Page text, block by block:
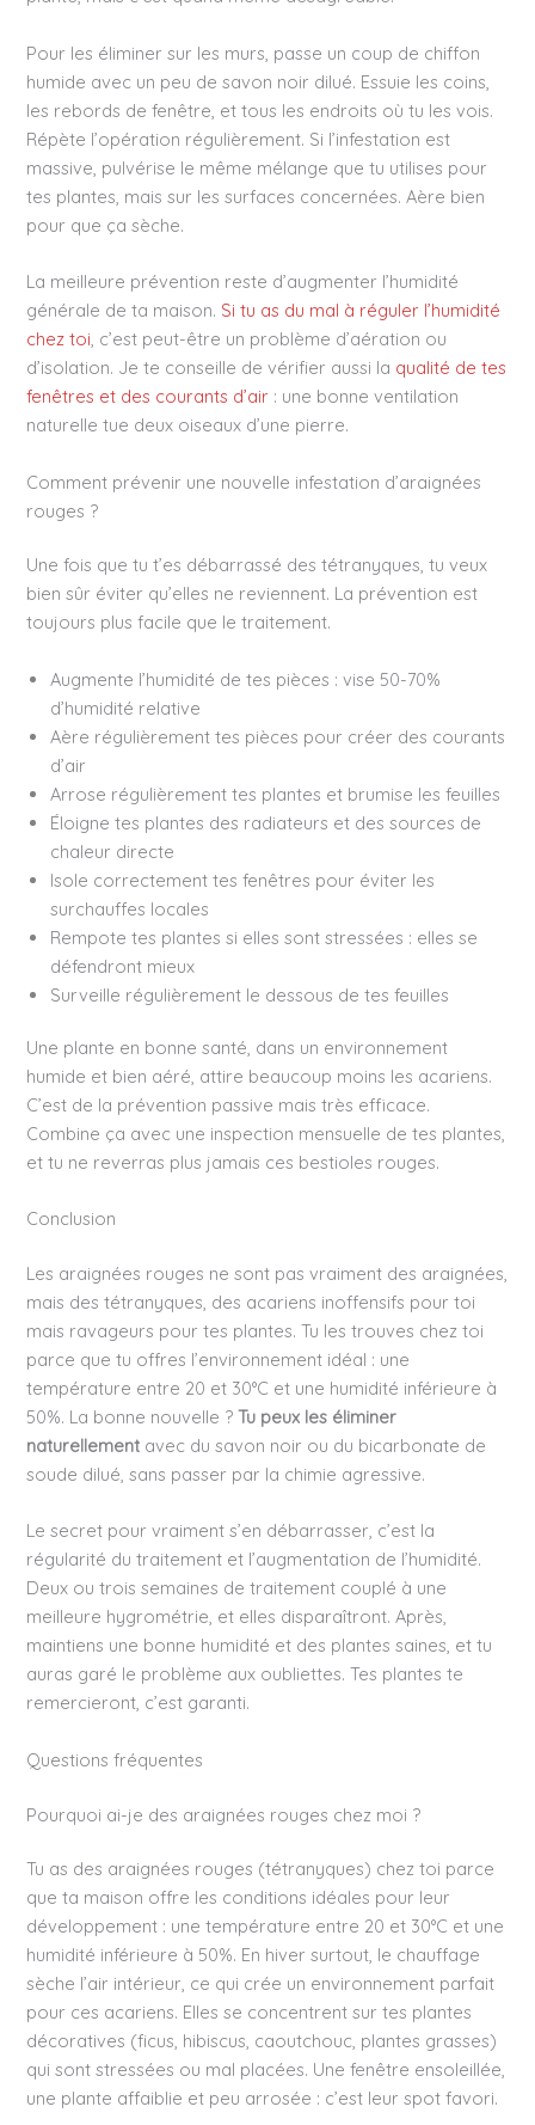
Pour les éliminer sur les murs, passe un coup de chiffon
humide avec un peu de savon noir dilué. Essuie les coins,
les rebords de fenêtre, et tous les endroits où tu les vois.
Répète l’opération régulièrement. Si l’infestation est
massive, pulvérise le même mélange que tu utilises pour
tes plantes, mais sur les surfaces concernées. Aère bien
pour que ça sèche.
La meilleure prévention reste d’augmenter l’humidité
générale de ta maison. Si tu as du mal à réguler l’humidité
chez toi, c’est peut-être un problème d’aération ou
d’isolation. Je te conseille de vérifier aussi la qualité de tes
fenêtres et des courants d’air : une bonne ventilation
naturelle tue deux oiseaux d’une pierre.
Comment prévenir une nouvelle infestation d’araignées
rouges ?
Une fois que tu t’es débarrassé des tétranyques, tu veux
bien sûr éviter qu’elles ne reviennent. La prévention est
toujours plus facile que le traitement.
Augmente l’humidité de tes pièces : vise 50-70%
d’humidité relative
Aère régulièrement tes pièces pour créer des courants
d’air
Arrose régulièrement tes plantes et brumise les feuilles
Éloigne tes plantes des radiateurs et des sources de
chaleur directe
Isole correctement tes fenêtres pour éviter les
surchauffes locales
Rempote tes plantes si elles sont stressées : elles se
défendront mieux
Surveille régulièrement le dessous de tes feuilles
Une plante en bonne santé, dans un environnement
humide et bien aéré, attire beaucoup moins les acariens.
C’est de la prévention passive mais très efficace.
Combine ça avec une inspection mensuelle de tes plantes,
et tu ne reverras plus jamais ces bestioles rouges.
Conclusion
Les araignées rouges ne sont pas vraiment des araignées,
mais des tétranyques, des acariens inoffensifs pour toi
mais ravageurs pour tes plantes. Tu les trouves chez toi
parce que tu offres l’environnement idéal : une
température entre 20 et 30°C et une humidité inférieure à
50%. La bonne nouvelle ?Tu peux les éliminer
naturellement avec du savon noir ou du bicarbonate de
soude dilué, sans passer par la chimie agressive.
Le secret pour vraiment s’en débarrasser, c’est la
régularité du traitement et l’augmentation de l’humidité.
Deux ou trois semaines de traitement couplé à une
meilleure hygrométrie, et elles disparaîtront. Après,
maintiens une bonne humidité et des plantes saines, et tu
auras garé le problème aux oubliettes. Tes plantes te
remercieront, c’est garanti.
Questions fréquentes
Pourquoi ai-je des araignées rouges chez moi ?
Tu as des araignées rouges (tétranyques) chez toi parce
que ta maison offre les conditions idéales pour leur
développement : une température entre 20 et 30°C et une
humidité inférieure à 50%. En hiver surtout, le chauffage
sèche l’air intérieur, ce qui crée un environnement parfait
pour ces acariens. Elles se concentrent sur tes plantes
décoratives (ficus, hibiscus, caoutchouc, plantes grasses)
qui sont stressées ou mal placées. Une fenêtre ensoleillée,
une plante affaiblie et peu arrosée : c’est leur spot favori.